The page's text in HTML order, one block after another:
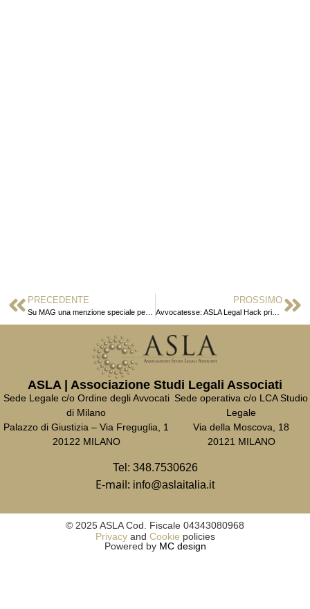
PRECEDENTE PROSSIMO
Avvocatesse: ASLA Legal Hack primo hackathon su gender diversity
ASLA | Associazione Studi Legali Associati
Sede Legale c/o Ordine degli Avvocati
di Milano
Palazzo di Giustizia – Via Freguglia, 1
20122 MILANO
Sede operativa c/o LCA Studio
Legale
Via della Moscova, 18
20121 MILANO
Tel: 348.7530626
E-mail: info@aslaitalia.it
© 2025 ASLA Cod. Fiscale 04343080968
Privacyand Cookie policies
Powered by MC design